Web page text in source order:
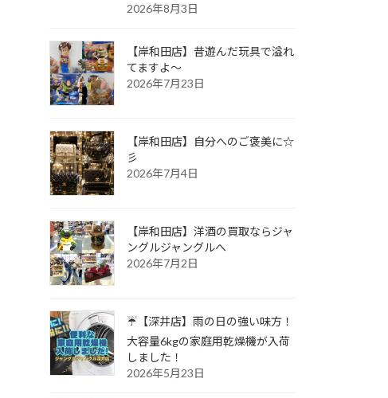
2026年8月3日
【岸和田店】昔遊んだ玩具で溢れ
てますよ～
2026年7月23日
【岸和田店】自分へのご褒美に☆
彡
2026年7月4日
【岸和田店】洋酒の買取ならジャ
ングルジャングルへ
2026年7月2日
☔【深井店】雨の日の強い味方！
大容量6kgの家庭用乾燥機が入荷
しました！
2026年5月23日